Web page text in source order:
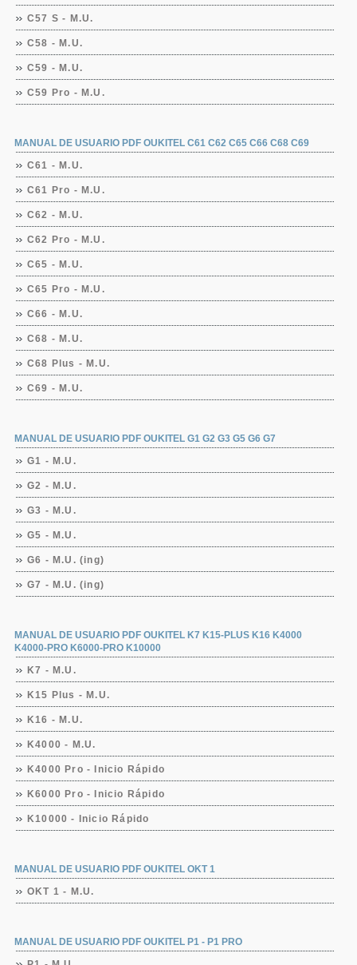
C57 S - M.U.
C58 - M.U.
C59 - M.U.
C59 Pro - M.U.
MANUAL DE USUARIO PDF OUKITEL C61 C62 C65 C66 C68 C69
C61 - M.U.
C61 Pro - M.U.
C62 - M.U.
C62 Pro - M.U.
C65 - M.U.
C65 Pro - M.U.
C66 - M.U.
C68 - M.U.
C68 Plus - M.U.
C69 - M.U.
MANUAL DE USUARIO PDF OUKITEL G1 G2 G3 G5 G6 G7
G1 - M.U.
G2 - M.U.
G3 - M.U.
G5 - M.U.
G6 - M.U. (ing)
G7 - M.U. (ing)
MANUAL DE USUARIO PDF OUKITEL K7 K15-PLUS K16 K4000
K4000-PRO K6000-PRO K10000
K7 - M.U.
K15 Plus - M.U.
K16 - M.U.
K4000 - M.U.
K4000 Pro - Inicio Rápido
K6000 Pro - Inicio Rápido
K10000 - Inicio Rápido
MANUAL DE USUARIO PDF OUKITEL OKT 1
OKT 1 - M.U.
MANUAL DE USUARIO PDF OUKITEL P1 - P1 PRO